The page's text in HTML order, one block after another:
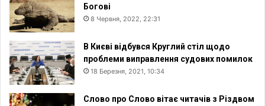
Богові
8 Червня, 2022, 22:31
В Києві відбувся Круглий стіл щодо
проблеми виправлення судових помилок
18 Березня, 2021, 10:34
Слово про Слово вітає читачів з Різдвом